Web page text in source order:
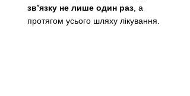
зв’язку не лише один раз , а
протягом усього шляху лікування.